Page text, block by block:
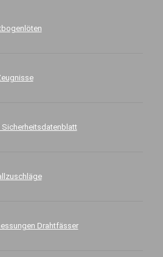
Sicherheitsdatenblatt
Drahtfässer